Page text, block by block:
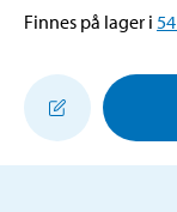
Finnes på lager i 54